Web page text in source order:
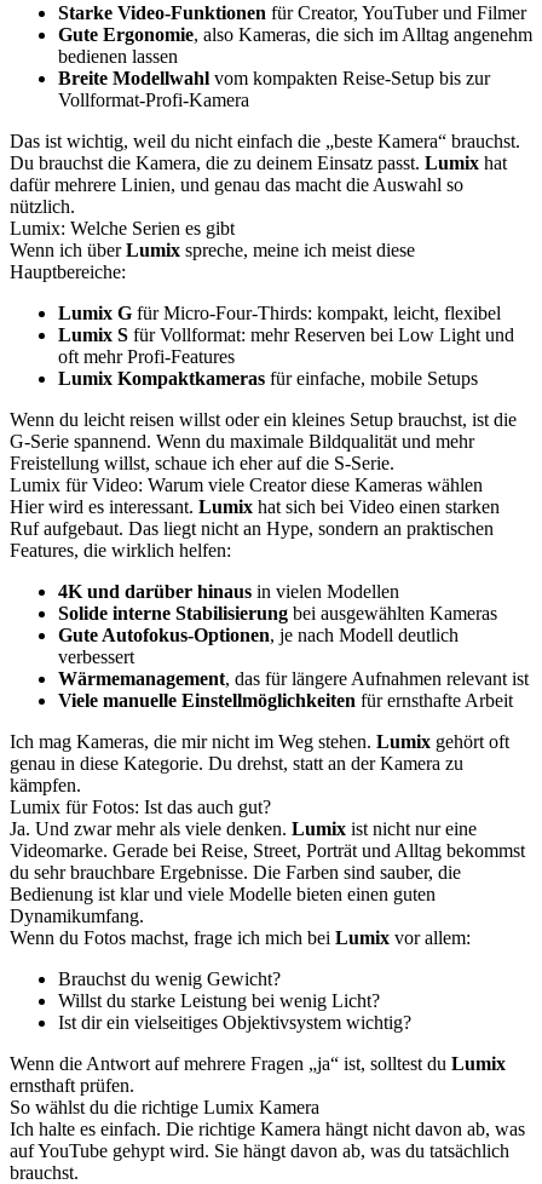
Starke Video-Funktionen für Creator, YouTuber und Filmer
Gute Ergonomie, also Kameras, die sich im Alltag angenehm
bedienen lassen
Breite Modellwahl vom kompakten Reise-Setup bis zur
Vollformat-Profi-Kamera
Das ist wichtig, weil du nicht einfach die „beste Kamera“ brauchst.
Du brauchst die Kamera, die zu deinem Einsatz passt. Lumix hat
dafür mehrere Linien, und genau das macht die Auswahl so
nützlich.
Lumix: Welche Serien es gibt
Wenn ich überLumix spreche, meine ich meist diese
Hauptbereiche:
Lumix G für Micro-Four-Thirds: kompakt, leicht, flexibel
Lumix S für Vollformat: mehr Reserven bei Low Light und
oft mehr Profi-Features
Lumix Kompaktkameras für einfache, mobile Setups
Wenn du leicht reisen willst oder ein kleines Setup brauchst, ist die
G-Serie spannend. Wenn du maximale Bildqualität und mehr
Freistellung willst, schaue ich eher auf die S-Serie.
Lumix für Video: Warum viele Creator diese Kameras wählen
Hier wird es interessant. Lumix hat sich bei Video einen starken
Ruf aufgebaut. Das liegt nicht an Hype, sondern an praktischen
Features, die wirklich helfen:
4K und darüber hinaus in vielen Modellen
Solide interne Stabilisierung bei ausgewählten Kameras
Gute Autofokus-Optionen, je nach Modell deutlich
verbessert
Wärmemanagement, das für längere Aufnahmen relevant ist
Viele manuelle Einstellmöglichkeiten für ernsthafte Arbeit
Ich mag Kameras, die mir nicht im Weg stehen. Lumix gehört oft
genau in diese Kategorie. Du drehst, statt an der Kamera zu
kämpfen.
Lumix für Fotos: Ist das auch gut?
Ja. Und zwar mehr als viele denken. Lumix ist nicht nur eine
Videomarke. Gerade bei Reise, Street, Porträt und Alltag bekommst
du sehr brauchbare Ergebnisse. Die Farben sind sauber, die
Bedienung ist klar und viele Modelle bieten einen guten
Dynamikumfang.
Wenn du Fotos machst, frage ich mich bei Lumix vor allem:
Brauchst du wenig Gewicht?
Willst du starke Leistung bei wenig Licht?
Ist dir ein vielseitiges Objektivsystem wichtig?
Wenn die Antwort auf mehrere Fragen „ja“ ist, solltest du Lumix
ernsthaft prüfen.
So wählst du die richtige Lumix Kamera
Ich halte es einfach. Die richtige Kamera hängt nicht davon ab, was
auf YouTube gehypt wird. Sie hängt davon ab, was du tatsächlich
brauchst.